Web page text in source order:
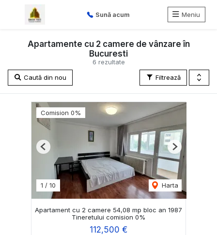
Sună acum Meniu
6 rezultate
Apartamente cu 2 camere de vânzare în
Bucuresti
Filtrează
Caută din nou
Comision 0%
1 / 10 Harta
Previous Next
Apartament cu 2 camere 54,08 mp bloc an 1987
Tineretului comision 0%
112,500 €